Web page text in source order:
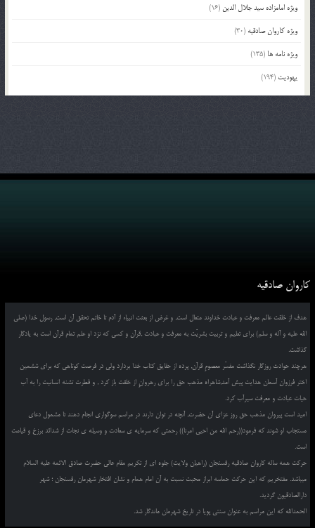
ویژه امامزاده سید جلال الدین (16)
ویژه کاروان صادقیه (30)
ویژه نامه ها (135)
یهودیت (194)
کاروان صادقیه
هدف از خلقت عالم معرفت و عبادت خداوند متعال است, و غرض از بعثت انبیاء از آدم تا خاتم تحقق آن است, رسول خدا (صلی
الله علیه و آله و سلم) برای تعلیم و تربیت بشریّت به معرفت و عبادت ,قرآن و کسی که نزد او علم تمام قرآن است به یادگار
گذاشت.
هرچند حوادث روزگار نگذاشت مفسّر معصومِ قرآن, پرده از حقایق کتاب خدا بردارد ولی در فرصت کوتاهی که برای ششمین
اختر فرزوان آسمان هدایت پیش آمد,شاهراه مذهب حق را برای رهروانِ از خلقت باز کرد , و فطرت تشنه انسانیت را به آب
حیات عبادت و معرفت سیرآب کرد.
امید است پیروان مذهب حق روز عزای آن حضرت, آنچه در توان دارند در مراسم سوگواری انجام دهند تا مشمول دعای
مستجاب او شوند که فرمود((رحم الله من احیی امرنا)) رحمتی که سرمایه ی سعادت و وسیله ی نجات از شدائد برزخ و قیامت
است.
حرکت همه ساله کاروان صادقیه رفسنجان (راهیان ولایت) جلوه ای از تکریم مقام عالی حضرت صادق الائمه علیه السلام
میباشد. مفتخریم که این حرکت حماسه ابراز محبت نسبت به آن امام همام و نشان افتخار شهرمان رفسنجان ؛ شهر
دارالصادقیون گردید.
الحمدالله که این مراسم به عنوان سنتی پویا در تاریخ شهرمان ماندگار شد.